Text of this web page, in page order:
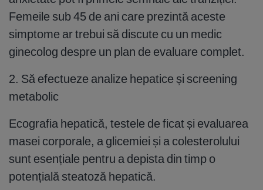
Femeile sub 45 de ani care prezintă aceste
simptome ar trebui să discute cu un medic
ginecolog despre un plan de evaluare complet.
2. Să efectueze analize hepatice și screening
metabolic
Ecografia hepatică, testele de ficat și evaluarea
masei corporale, a glicemiei și a colesterolului
sunt esențiale pentru a depista din timp o
potențială steatoză hepatică.